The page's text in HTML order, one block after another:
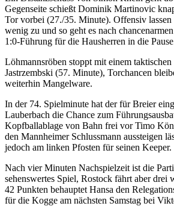
Gegenseite schießt Dominik Martinovic
Tor vorbei (27./35. Minute). Offensiv lassen
wenig zu und so geht es nach
1:0-Führung für die Hausherren in die
Löhmannsröben stoppt mit einem
Jastrzembski (57. Minute), Torchancen
weiterhin Mangelware.
In der 74. Spielminute hat der für Breier
Lauberbach die Chance zum
Kopfballablage von Bahn frei vor Timo
den Mannheimer Schlussmann aussteigen
jedoch am linken Pfosten für seinen Keeper.
Nach vier Minuten Nachspielzeit ist die
sehenswertes Spiel, Rostock fährt aber
42 Punkten behauptet Hansa den
für die Kogge am nächsten Samstag bei